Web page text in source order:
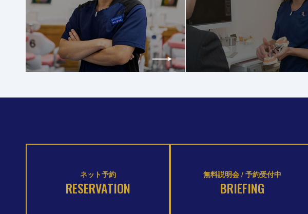
ネット予約
RESERVATION
無料説明会 / 予約受付中
BRIEFING